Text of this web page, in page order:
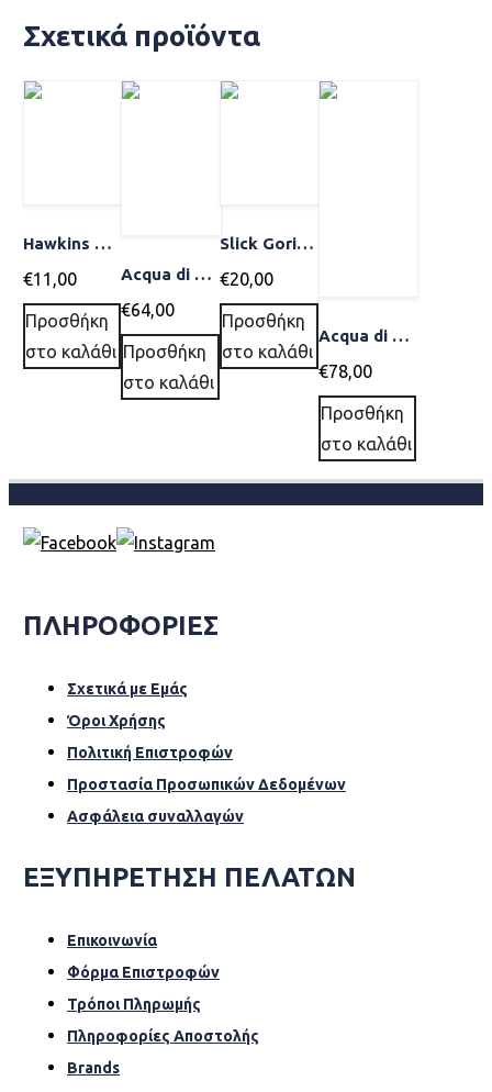
Σχετικά προϊόντα
Hawkins & Brimble Shampoo 250ml
€11,00
Προσθήκη
στο καλάθι
Acqua di Parma Barbiere BEARD SERUM 30ml
€64,00
Προσθήκη
στο καλάθι
Slick Gorilla – Hair Styling Powder 20g
€20,00
Προσθήκη
στο καλάθι
Acqua di Parma Barbiere SHAVING CREAM 125gr
€78,00
Προσθήκη
στο καλάθι
ΠΛΗΡΟΦΟΡΙΕΣ
Σχετικά µε Εµάς
Όροι Χρήσης
Πολιτική Επιστροφών
Προστασία Προσωπικών Δεδομένων
Ασφάλεια συναλλαγών
ΕΞΥΠΗΡΕΤΗΣΗ ΠΕΛΑΤΩΝ
Επικοινωνία
Φόρµα Επιστροφών
Τρόποι Πληρωμής
Πληροφορίες Αποστολής
Brands